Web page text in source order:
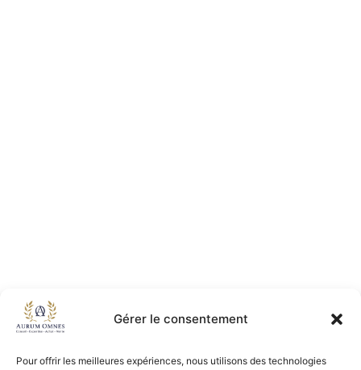
Gérer le consentement
Pour offrir les meilleures expériences, nous utilisons des technologies